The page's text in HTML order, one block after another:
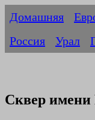
Домашняя
Россия
Урал
Сквер